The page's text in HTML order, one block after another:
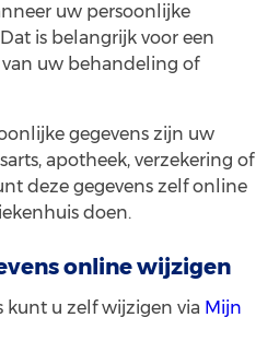
uw persoonlijke
is belangrijk voor een
uw behandeling of
gegevens zijn uw
apotheek, verzekering of
deze gegevens zelf online
doen.
online wijzigen
kunt u zelf wijzigen via Mijn